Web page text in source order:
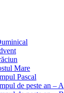
Mare
Pascal
de peste an – A